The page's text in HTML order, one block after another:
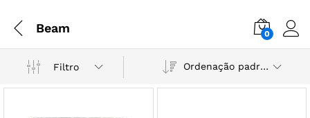
Beam 0
Filtro Ordenação padrão